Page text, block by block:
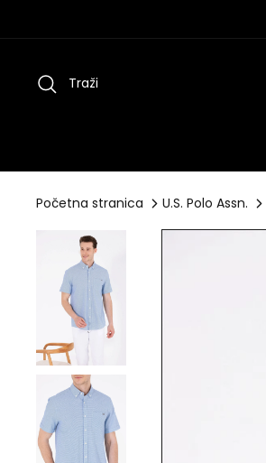
Traži
Početna stranica U.S. Polo Assn.